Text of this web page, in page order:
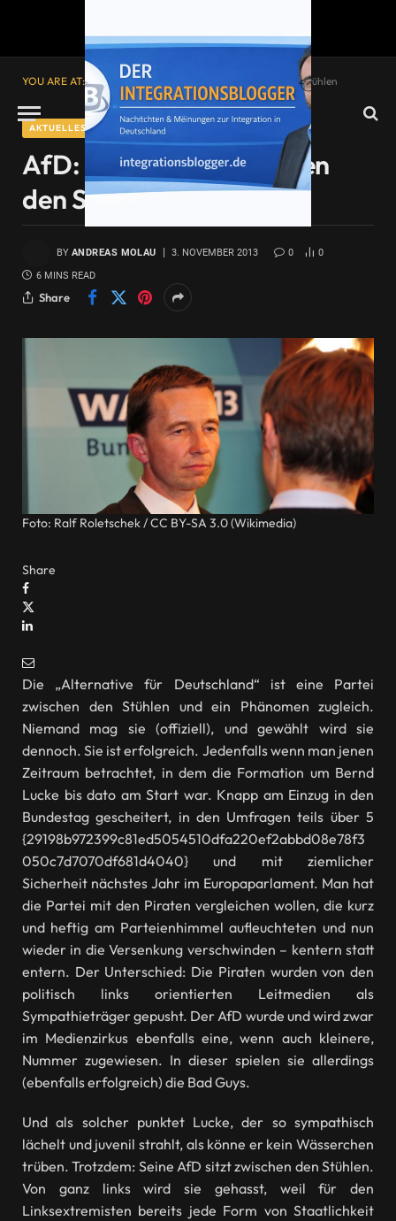
YOU ARE AT: Startseite» AfD: Eine Partei zwischen den Stühlen
AKTUELLES
AfD: Eine Partei zwischen
den Stühlen
BY ANDREAS MOLAU 3. NOVEMBER 2013 0 0
6 MINS READ
Share
Foto: Ralf Roletschek / CC BY-SA 3.0 (Wikimedia)
Share
Die „Alternative für Deutschland“ ist eine Partei
zwischen den Stühlen und ein Phänomen zugleich.
Niemand mag sie (offiziell), und gewählt wird sie
dennoch. Sie ist erfolgreich. Jedenfalls wenn man jenen
Zeitraum betrachtet, in dem die Formation um Bernd
Lucke bis dato am Start war. Knapp am Einzug in den
Bundestag gescheitert, in den Umfragen teils über 5
{29198b972399c81ed5054510dfa220ef2abbd08e78f3
050c7d7070df681d4040} und mit ziemlicher
Sicherheit nächstes Jahr im Europaparlament. Man hat
die Partei mit den Piraten vergleichen wollen, die kurz
und heftig am Parteienhimmel aufleuchteten und nun
wieder in die Versenkung verschwinden – kentern statt
entern. Der Unterschied: Die Piraten wurden von den
politisch links orientierten Leitmedien als
Sympathieträger gepusht. Der AfD wurde und wird zwar
im Medienzirkus ebenfalls eine, wenn auch kleinere,
Nummer zugewiesen. In dieser spielen sie allerdings
(ebenfalls erfolgreich) die Bad Guys.
Und als solcher punktet Lucke, der so sympathisch
lächelt und juvenil strahlt, als könne er kein Wässerchen
trüben. Trotzdem: Seine AfD sitzt zwischen den Stühlen.
Von ganz links wird sie gehasst, weil für den
Linksextremisten bereits jede Form von Staatlichkeit